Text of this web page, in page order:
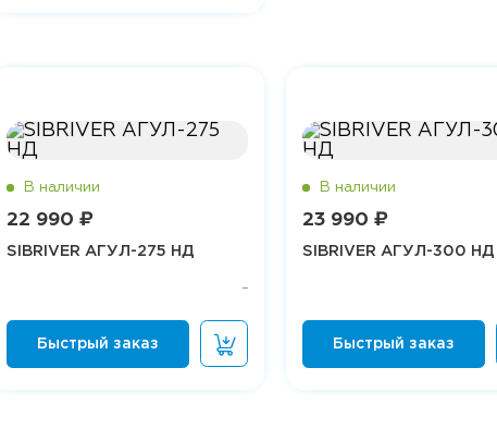
22 990 ₽
SIBRIVER АГУЛ-275 НД
23 990 ₽
SIBRIVER АГУЛ-300 НД